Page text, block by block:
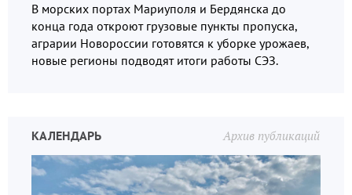
В морских портах Мариуполя и Бердянска до
конца года откроют грузовые пункты пропуска,
аграрии Новороссии готовятся к уборке урожаев,
новые регионы подводят итоги работы СЭЗ.
Архив публикаций
КАЛЕНДАРЬ